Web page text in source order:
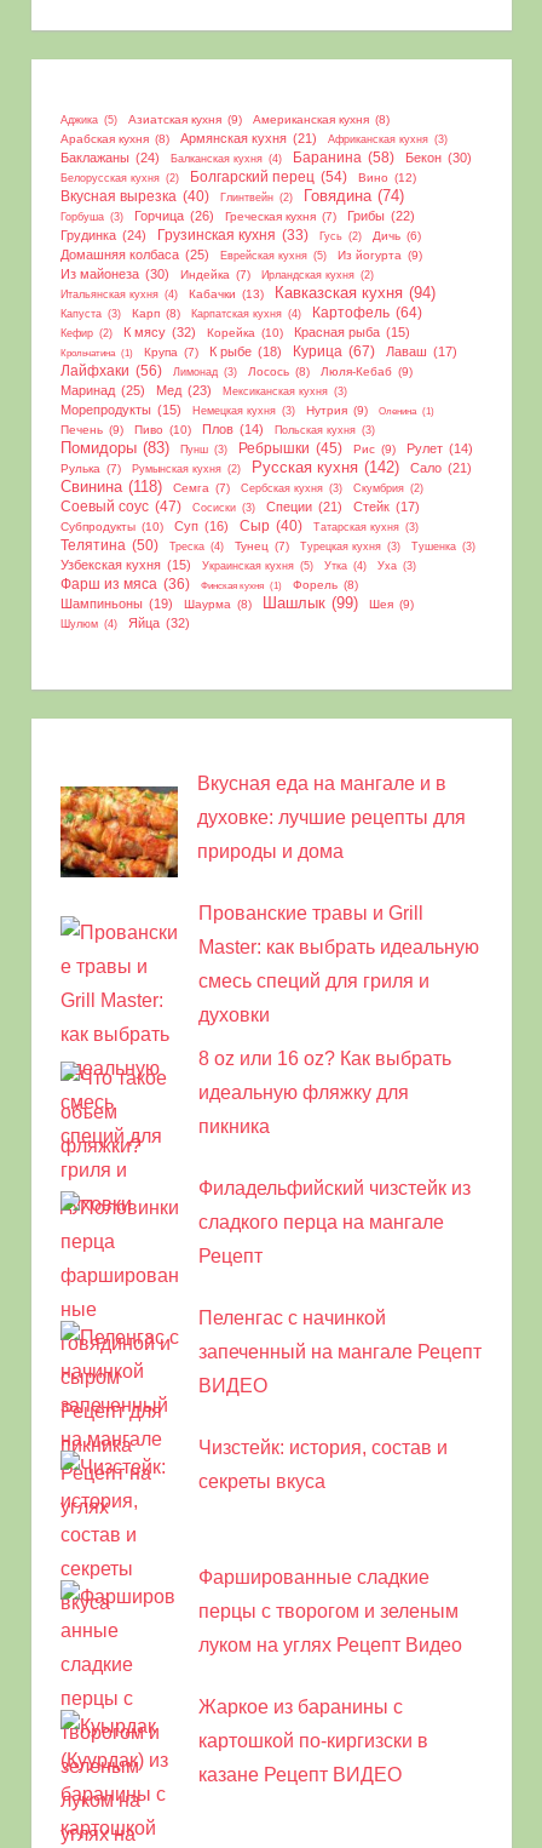
Аджика (5) Азиатская кухня (9) Американская кухня (8)
Арабская кухня (8) Армянская кухня (21) Африканская кухня (3)
Баклажаны (24) Балканская кухня (4) Баранина (58) Бекон (30)
Белорусская кухня (2) Болгарский перец (54) Вино (12)
Вкусная вырезка (40) Глинтвейн (2) Говядина (74)
Горбуша (3) Горчица (26) Греческая кухня (7) Грибы (22)
Грудинка (24) Грузинская кухня (33) Гусь (2) Дичь (6)
Домашняя колбаса (25) Еврейская кухня (5) Из йогурта (9)
Из майонеза (30) Индейка (7) Ирландская кухня (2)
Итальянская кухня (4) Кабачки (13) Кавказская кухня (94)
Капуста (3) Карп (8) Карпатская кухня (4) Картофель (64)
Кефир (2) К мясу (32) Корейка (10) Красная рыба (15)
Крольчатина (1) Крупа (7) К рыбе (18) Курица (67) Лаваш (17)
Лайфхаки (56) Лимонад (3) Лосось (8) Люля-Кебаб (9)
Маринад (25) Мед (23) Мексиканская кухня (3)
Морепродукты (15) Немецкая кухня (3) Нутрия (9) Оленина (1)
Печень (9) Пиво (10) Плов (14) Польская кухня (3)
Помидоры (83) Пунш (3) Ребрышки (45) Рис (9) Рулет (14)
Рулька (7) Румынская кухня (2) Русская кухня (142) Сало (21)
Свинина (118) Семга (7) Сербская кухня (3) Скумбрия (2)
Соевый соус (47) Сосиски (3) Специи (21) Стейк (17)
Субпродукты (10) Суп (16) Сыр (40) Татарская кухня (3)
Телятина (50) Треска (4) Тунец (7) Турецкая кухня (3) Тушенка (3)
Узбекская кухня (15) Украинская кухня (5) Утка (4) Уха (3)
Фарш из мяса (36) Финская кухня (1) Форель (8)
Шампиньоны (19) Шаурма (8) Шашлык (99) Шея (9)
Шулюм (4) Яйца (32)
Вкусная еда на мангале и в
духовке: лучшие рецепты для
природы и дома
Прованские травы и Grill
Master: как выбрать идеальную
смесь специй для гриля и
духовки
8 oz или 16 oz? Как выбрать
идеальную фляжку для
пикника
Филадельфийский чизстейк из
сладкого перца на мангале
Рецепт
Пеленгас с начинкой
запеченный на мангале Рецепт
ВИДЕО
Чизстейк: история, состав и
секреты вкуса
Фаршированные сладкие
перцы с творогом и зеленым
луком на углях Рецепт Видео
Жаркое из баранины с
картошкой по-киргизски в
казане Рецепт ВИДЕО